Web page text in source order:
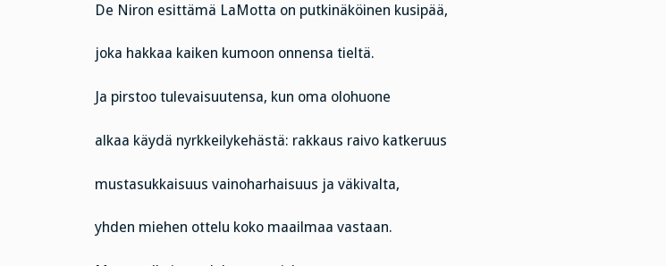
De Niron esittämä LaMotta on putkinäköinen kusipää,
joka hakkaa kaiken kumoon onnensa tieltä.
Ja pirstoo tulevaisuutensa, kun oma olohuone
alkaa käydä nyrkkeilykehästä: rakkaus raivo katkeruus
mustasukkaisuus vainoharhaisuus ja väkivalta,
yhden miehen ottelu koko maailmaa vastaan.